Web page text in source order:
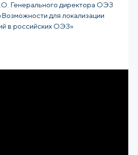
Генерального директора ОЭЗ
для локализации
в российских ОЭЗ»